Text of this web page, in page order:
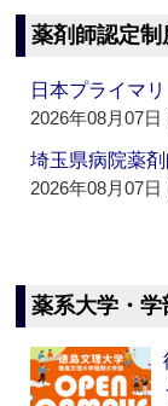
薬剤師認定
日本プライマ
2026年08月07日
埼玉県病院薬
2026年08月07日
薬系大学・